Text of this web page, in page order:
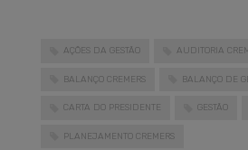
AÇÕES DA GESTÃO AUDITORIA
BALANÇO CREMERS BALANÇO DE
CARTA DO PRESIDENTE GESTÃO
PLANEJAMENTO CREMERS